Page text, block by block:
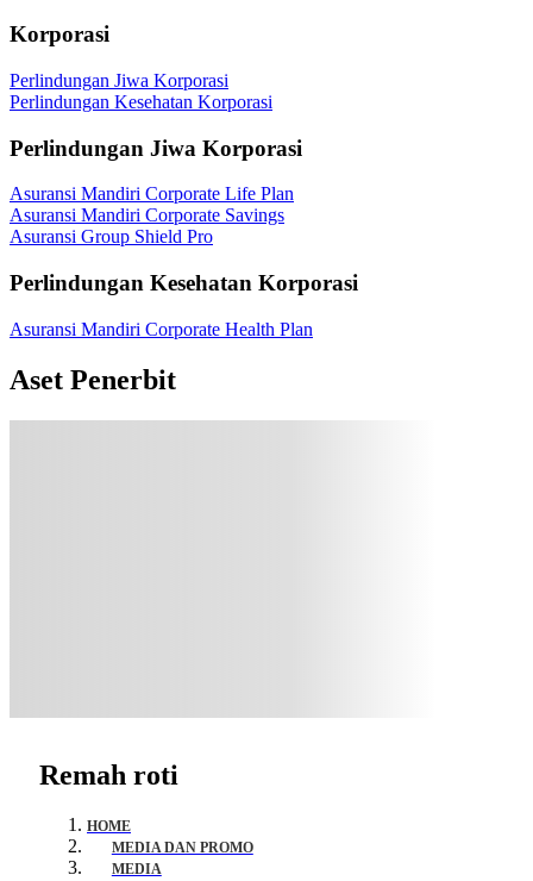
Korporasi
Perlindungan Jiwa Korporasi
Perlindungan Kesehatan Korporasi
Perlindungan Jiwa Korporasi
Asuransi Mandiri Corporate Life Plan
Asuransi Mandiri Corporate Savings
Asuransi Group Shield Pro
Perlindungan Kesehatan Korporasi
Asuransi Mandiri Corporate Health Plan
Aset Penerbit
Remah roti
HOME
MEDIA DAN PROMO
MEDIA